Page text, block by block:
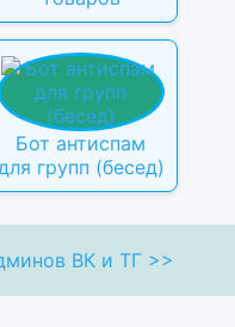
Бот антиспам
групп (бесед)
ВК и ТГ >>